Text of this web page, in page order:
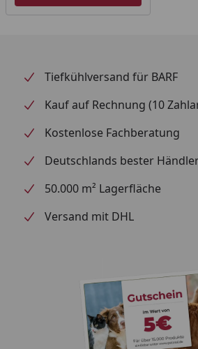
Tiefkühlversand für BARF
Kauf auf Rechnung (10
Kostenlose Fachberatung
Deutschlands bester
50.000 m² Lagerfläche
Versand mit DHL